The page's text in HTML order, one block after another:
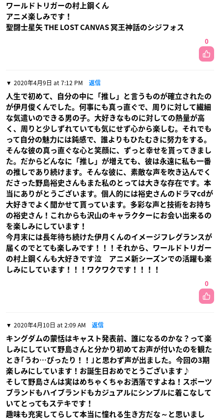
ワールドトリガーの村上鋼くん
アニメ楽しみです！
聖闘士星矢 THE LOST CANVAS 冥王神話のシジフォス
0
2020年4月9日 at 7:12 PM 返信
人生で初めて、自分の中に「推し」と言うものが確立されたの
が伊月俊くんでした。何事にも真っ直ぐで、周りに対して繊細
な気遣いのできる男の子。大好きなものに対しての熱量が高
く、周りと少しずれていても気にせず心から楽しむ。それでも
って自分の魅力には鈍感で、誰よりもひたむきに努力をする。
そんな彼の真っ直ぐな心と笑顔に、ずっと幸せを貰ってきまし
た。だからどんなに「推し」が増えても、彼は永遠に私も一番
の推しであり続けます。そんな彼に、素敵な声を吹き込んでく
ださった野島裕史さんもまた私のとっては大きな存在です。本
当にありがとうございます。個人的には裕史さんのドラマcdが
大好きでよく聞かせて貰っています。多彩な声と技術をお持ち
の裕史さん！これからも沢山のキャラクターにお会い出来るの
を楽しみにしています！
今月末には長年待ち続けた伊月くんのイメージフレグランスが
届くのでとても楽しみです！！！それから、ワールドトリガー
の村上鋼くんも大好きです泣 アニメ新シーズンでの活躍も楽
しみにしています！！！ワクワクです！！！！
0
2020年4月10日 at 2:09 AM 返信
キングダムの蒙恬はキャスト発表前、誰になるのかな？って楽
しみにしていて野島さんと分かり初めてお声が付いたのを観た
とき｢うわ…ぴったり！！｣と思わず声が出ました。今回の3期
楽しみにしています！お誕生日おめでとうございます♪
そして野島さんは実はめちゃくちゃお洒落ですよね！スポーツ
ブランドもハイブランドもカジュアルにシンプルに着こなして
いてとってもステキです！
趣味も充実してらして本当に憧れる生き方だな～と思いまし